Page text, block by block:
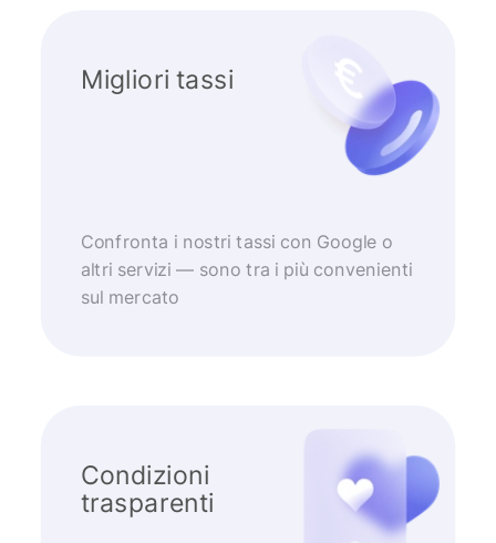
Migliori tassi
Confronta i nostri tassi con Google o
altri servizi — sono tra i più convenienti
sul mercato
Condizioni
trasparenti